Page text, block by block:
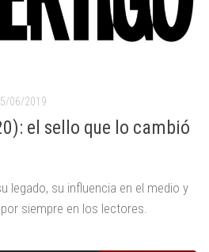
06/2019
el sello que lo cambió
legado, su influencia en el medio y
siempre en los lectores.